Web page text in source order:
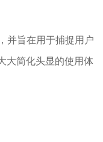
并旨在用于捕捉用户
大简化头显的使用体